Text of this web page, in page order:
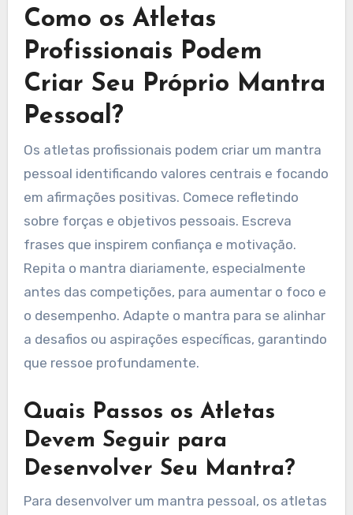
usam regularmente mantras pessoais
experimentam melhorias no desempenho e na
confiança.
Como os Atletas
Profissionais Podem
Criar Seu Próprio Mantra
pessoal identificando valores centrais e focando
em afirmações positivas. Comece refletindo
sobre forças e objetivos pessoais. Escreva